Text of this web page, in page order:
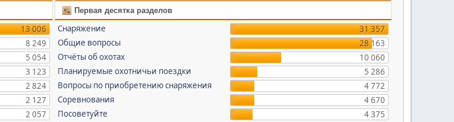
13 006
8 249
5 054
3 123
2 824
2 127
2 057
Первая десятка разделов
Снаряжение
31 357
Общие вопросы
28 163
Отчёты об охотах
10 060
Планируемые охотничьи поездки
5 286
Вопросы по приобретению снаряжения
4 772
Соревнования
4 670
Посоветуйте
4 375